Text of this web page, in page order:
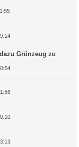
Grünzeug zu